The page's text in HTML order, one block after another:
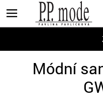
Módní